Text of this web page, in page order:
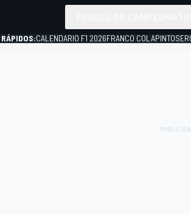
CALENDARIO F1 2026FRANCO COLAPINTO